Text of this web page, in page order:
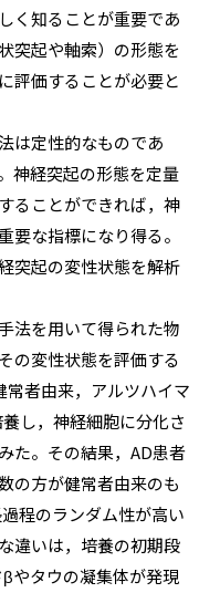
く知ることが重要であ
突起や軸索）の形態を
評価することが必要と
は定性的なものであ
神経突起の形態を定量
ることができれば，神
要な指標になり得る。
突起の変性状態を解析
法を用いて得られた物
の変性状態を評価する
者由来，アルツハイマ
し，神経細胞に分化さ
た。その結果，AD患者
の方が健常者由来のも
程のランダム性が高い
違いは，培養の初期段
やタウの凝集体が発現